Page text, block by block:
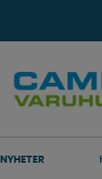
NYHETER